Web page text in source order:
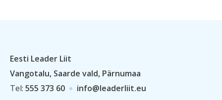
Eesti Leader Liit
Vangotalu, Saarde vald, Pärnumaa
Tel: 555 373 60
info@leaderliit.eu